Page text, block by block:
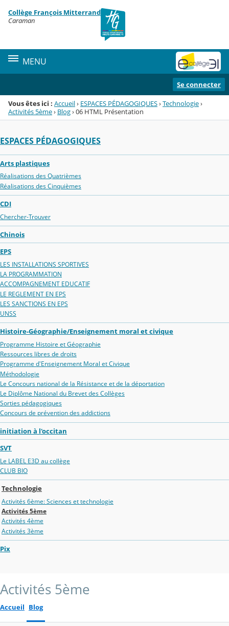
Menu de la rubrique
Contenu
Collège François Mitterrand
Caraman
MENU
Se connecter
Vous êtes ici : Accueil› ESPACES PÉDAGOGIQUES›Technologie›
Activités 5ème› Blog›06 HTML Présentation
ESPACES PÉDAGOGIQUES
Arts plastiques
Réalisations des Quatrièmes
Réalisations des Cinquièmes
CDI
Chercher-Trouver
Chinois
EPS
LES INSTALLATIONS SPORTIVES
LA PROGRAMMATION
ACCOMPAGNEMENT EDUCATIF
LE REGLEMENT EN EPS
LES SANCTIONS EN EPS
UNSS
Histoire-Géographie/Enseignement moral et civique
Programme Histoire et Géographie
Ressources libres de droits
Programme d'Enseignement Moral et Civique
Méthodologie
Le Concours national de la Résistance et de la déportation
Le Diplôme National du Brevet des Collèges
Sorties pédagogiques
Concours de prévention des addictions
initiation à l'occitan
SVT
Le LABEL E3D au collège
CLUB BIO
Technologie
Activités 6ème: Sciences et technologie
Activités 5ème
Activités 4ème
Activités 3ème
Pix
Activités 5ème
Accueil Blog